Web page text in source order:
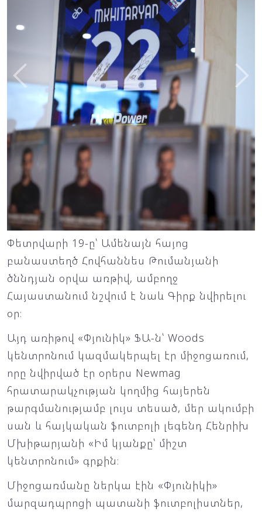
Փետրվարի 19-ը՝ Ամենայն հայոց
բանաստեղծ Հովհաննես Թումանյանի
ծննդյան օրվա առթիվ, ամբողջ
Հայաստանում նշվում է նաև Գիրք նվիրելու
օր։
Այդ առիթով «Փյունիկ» ՖԱ-ն՝ Woods
կենտրոնում կազմակերպել էր միջոցառում,
որը նվիրված էր օրերս Newmag
հրատարակչության կողմից հայերեն
թարգմանությամբ լույս տեսած, մեր ակումբի
սան և հայկական ֆուտբոլի լեգենդ Հենրիխ
Մխիթարյանի «Իմ կյանքը՝ միշտ
կենտրոնում» գրքին։
Միջոցառմանը ներկա էին «Փյունիկի»
մարզադպրոցի պատանի ֆուտբոլիստներ,